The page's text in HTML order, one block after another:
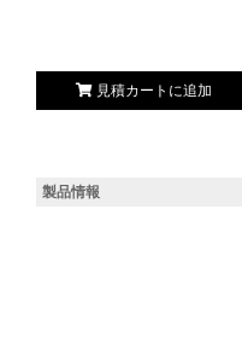
見積カートに追加
製品情報